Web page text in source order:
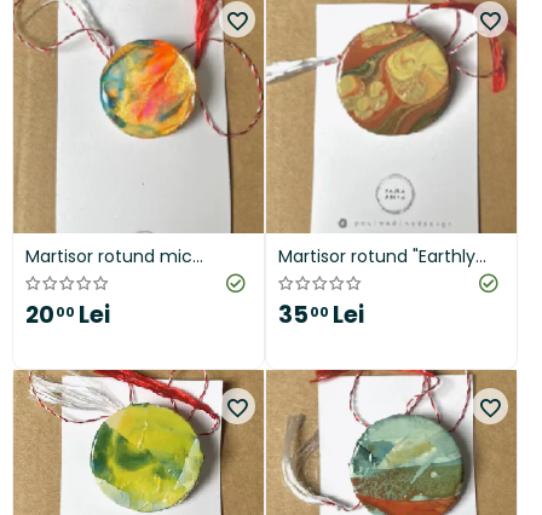
Martisor rotund mic
"Colour Harmony"
2000 Lei
Martisor rotund "Earthly
Winds"
3500 Lei